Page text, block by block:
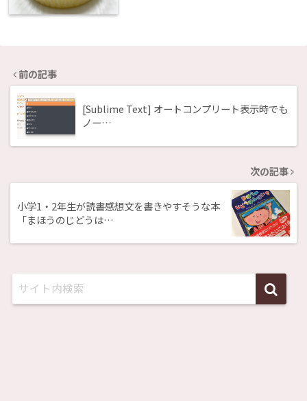
前の記事
[Sublime Text] オートコンプリート表示時でも
ノー…
次の記事
小学1・2年生が読書感想文を書きやすそうな本
「まほうのじどうは…